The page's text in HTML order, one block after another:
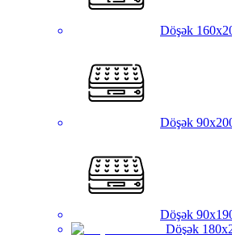
Döşək
Döşək
Döşək
Döşək